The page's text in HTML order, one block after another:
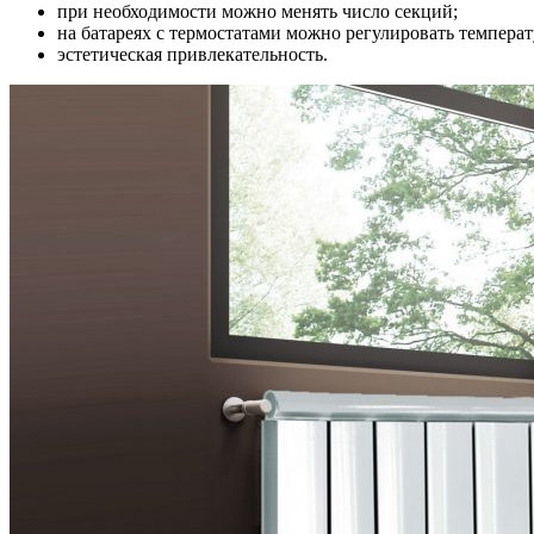
при необходимости можно менять число секций;
на батареях с термостатами можно регулировать
эстетическая привлекательность.